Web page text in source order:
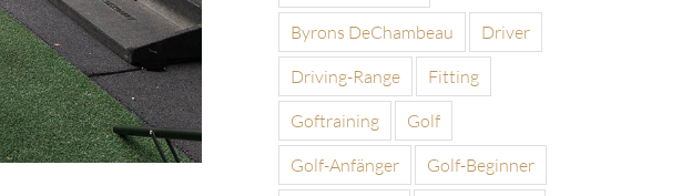
Byrons DeChambeau
Driver
Driving-Range
Fitting
Goftraining
Golf
Golf-Anfänger
Golf-Beginner